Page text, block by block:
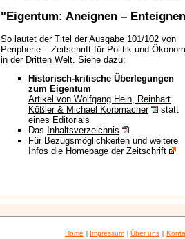
"Eigentum: Aneignen –
So lautet der Titel der Ausgabe 101/102 von
Peripherie – Zeitschrift für Politik und
in der Dritten Welt. Siehe dazu:
Historisch-kritische Überlegungen
zum Eigentum
Artikel von Wolfgang Hein, Reinhart
Kößler & Michael Korbmacher
statt
eines Editorials
Das Inhaltsverzeichnis
Für Bezugsmöglichkeiten und weitere
Infos die Homepage der Zeitschrift
Home | Impressum | Über uns |